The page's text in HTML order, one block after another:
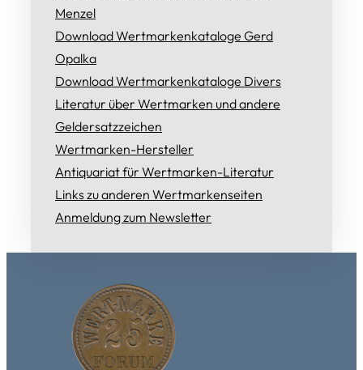
Menzel
Download Wertmarkenkataloge Gerd
Opalka
Download Wertmarkenkataloge Divers
Literatur über Wertmarken und andere
Geldersatzzeichen
Wertmarken-Hersteller
Antiquariat für Wertmarken-Literatur
Links zu anderen Wertmarkenseiten
Anmeldung zum Newsletter